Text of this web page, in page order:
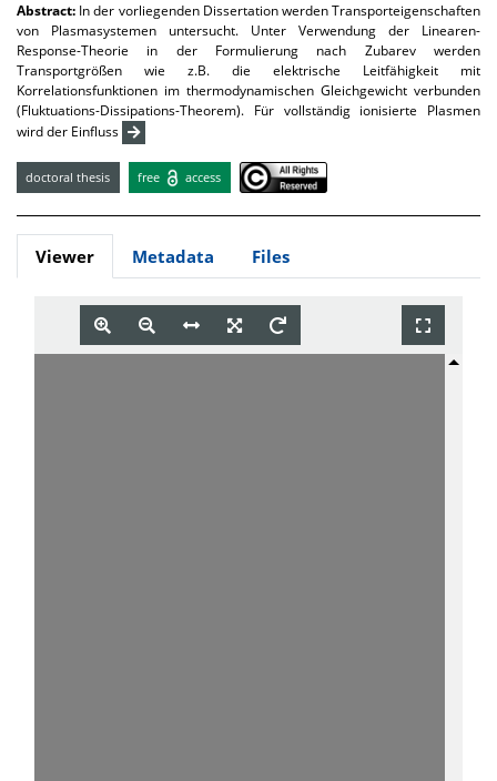
Abstract: In der vorliegenden Dissertation werden Transporteigenschaften
von Plasmasystemen untersucht. Unter Verwendung der Linearen-
Response-Theorie in der Formulierung nach Zubarev werden
Transportgrößen wie z.B. die elektrische Leitfähigkeit mit
Korrelationsfunktionen im thermodynamischen Gleichgewicht verbunden
(Fluktuations-Dissipations-Theorem). Für vollständig ionisierte Plasmen
wird der Einfluss
doctoral thesis free access
Viewer Metadata Files